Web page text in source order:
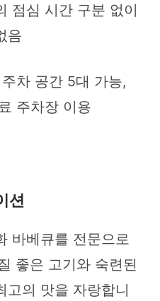
점심 시간 구분 없이
음
차 공간 5대 가능,
주차장 이용
션
바베큐를 전문으로
좋은 고기와 숙련된
고의 맛을 자랑합니